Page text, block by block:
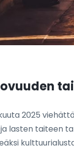
2025
lasten taiteen